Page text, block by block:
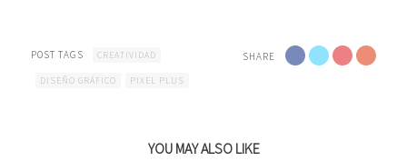
SHARE
POST TAGS CREATIVIDAD
DISEÑO GRÁFICO PIXEL PLUS
YOU MAY ALSO LIKE